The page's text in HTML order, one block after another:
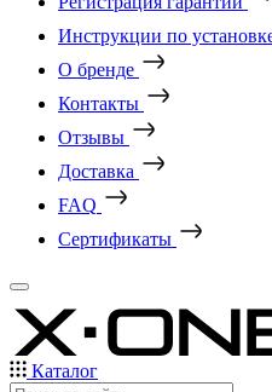
Инструкции по
О бренде
Контакты
Отзывы
Доставка
FAQ
Сертификаты
Каталог